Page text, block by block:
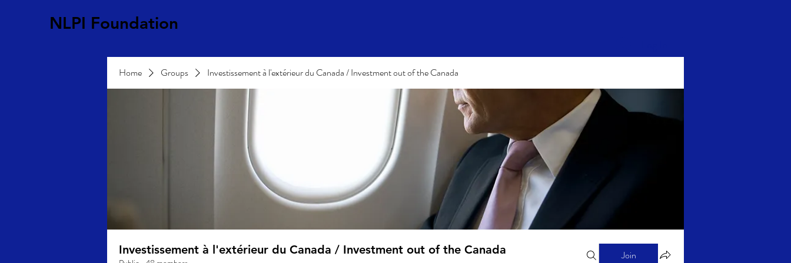
NLPI Foundation
Home Groups Investissement à l'extérieur du Canada / Investment out of the Canada
Investissement à l'extérieur du Canada / Investment out of the Canada Join